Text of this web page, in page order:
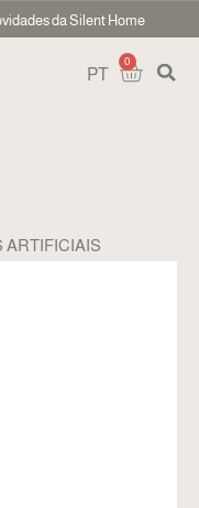
da Silent Home
PT
0
ARTIFICIAIS